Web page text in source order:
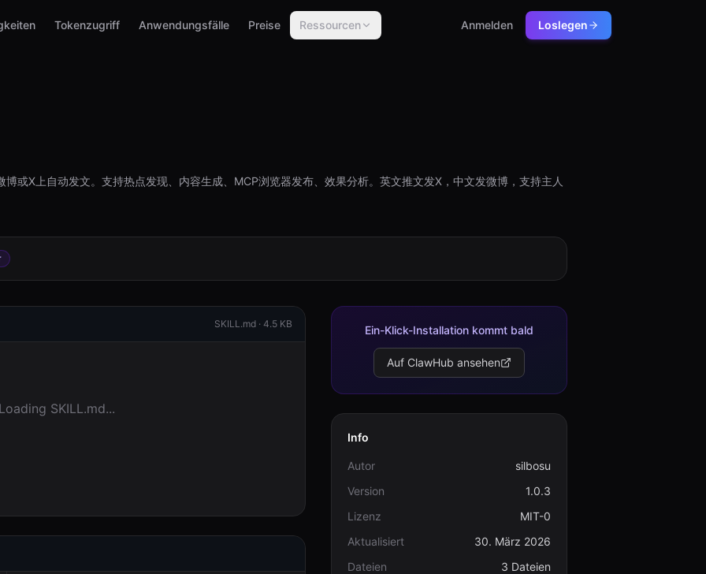
Tokenzugriff Anwendungsfälle Preise Ressourcen Anmelden Loslegen
或X上自动发文。支持热点发现、内容生成、MCP浏览器发布、效果分析。英文推文发X，中文发微博，支持主人
SKILL.md · 4.5 KB
Loading SKILL.md...
Ein-Klick-Installation kommt bald
Auf ClawHub ansehen
Info
Autor
silbosu
Version
1.0.3
Lizenz
MIT-0
Aktualisiert
30. März 2026
Dateien
3 Dateien